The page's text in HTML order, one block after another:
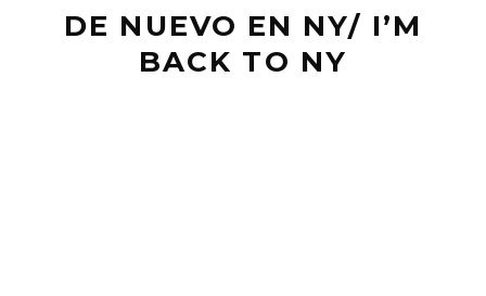
DE NUEVO EN NY/ I’M
BACK TO NY